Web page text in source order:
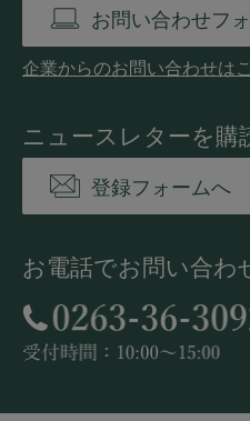
お問い合わせフ
企業からのお問い合わせは
ニュースレターを購
登録フォームへ
お電話でお問い合わ